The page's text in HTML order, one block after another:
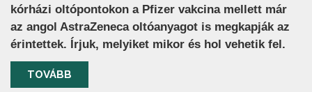
kórházi oltópontokon a Pfizer vakcina mellett már
az angol AstraZeneca oltóanyagot is megkapják az
érintettek. Írjuk, melyiket mikor és hol vehetik fel.
TOVÁBB